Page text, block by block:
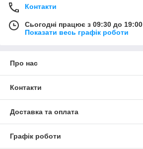
Контакти
Сьогодні працює з 09:30 до 19:00
Показати весь графік роботи
Про нас
Контакти
Доставка та оплата
Графік роботи